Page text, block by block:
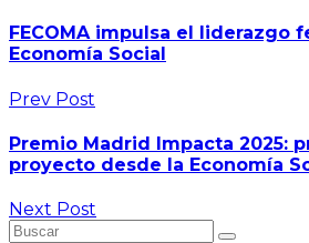
FECOMA impulsa el liderazgo
Economía Social
Prev Post
Premio Madrid Impacta 2025:
proyecto desde la Economía
Next Post